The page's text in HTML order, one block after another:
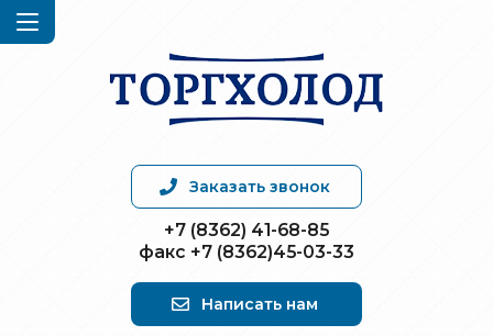
Заказать звонок
+7 (8362) 41-68-85
факс +7 (8362)45-03-33
Написать нам